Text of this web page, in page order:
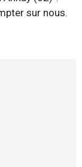
sur nous.